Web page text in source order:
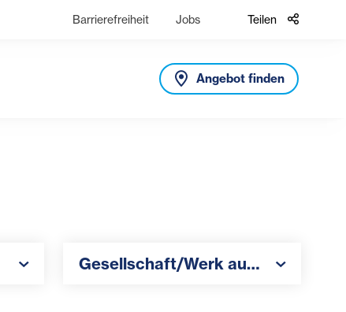
Barrierefreiheit Jobs Teilen
Angebot finden
Gesellschaft/Werk auswählen
Gesellschaft/Werk auswählen